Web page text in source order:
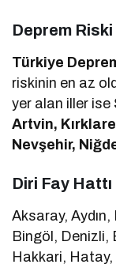
Deprem
Türkiye
riskinin en az
yer alan iller ise
Artvin,
Nevşehir,
Diri Fay
Aksaray,
Bingöl, Denizli,
Hakkari,